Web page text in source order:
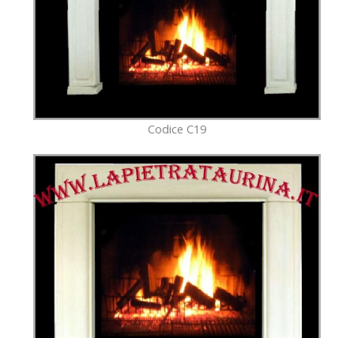
Codice C19